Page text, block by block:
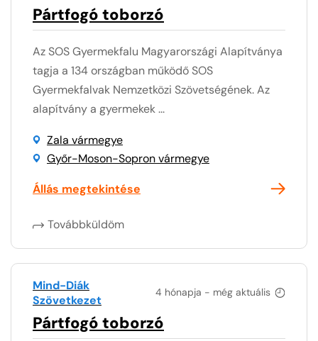
Pártfogó toborzó
Az SOS Gyermekfalu Magyarországi Alapítványa
tagja a 134 országban működő SOS
Gyermekfalvak Nemzetközi Szövetségének. Az
alapítvány a gyermekek ...
Zala vármegye
Győr-Moson-Sopron vármegye
Állás megtekintése
Továbbküldöm
4 hónapja - még aktuális
Mind-Diák
Szövetkezet
Pártfogó toborzó